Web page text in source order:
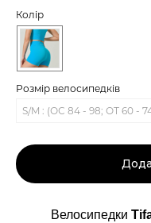
Колір
Розмір велосипедків
S/M : (ОС 84 - 98; ОТ 60 -
Велосипедки